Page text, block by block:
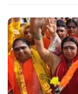
हस्तशिल्पियों को उठाना